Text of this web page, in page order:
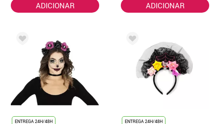
ADICIONAR ADICIONAR
ENTREGA 24H/48H
ENTREGA 24H/48H